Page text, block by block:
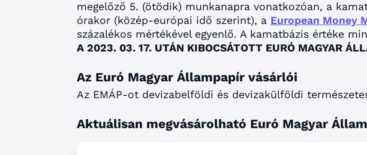
Netbank
megelőző 5. (ötödik) munkanapra vonatkozóan, a
órakor (közép-európai idő szerint), a European Money
százalékos mértékével egyenlő. A kamatbázis értéke
A 2023. 03. 17. UTÁN KIBOCSÁTOTT EURÓ MAGYAR
Az Euró Magyar Állampapír vásárlói
Az EMÁP-ot devizabelföldi és devizakülföldi
Aktuálisan megvásárolható Euró Magyar